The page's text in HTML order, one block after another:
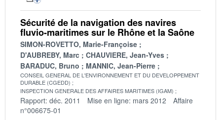
Sécurité de la navigation des navires
fluvio-maritimes sur le Rhône et la Saône
SIMON-ROVETTO, Marie-Françoise
D'AUBREBY, Marc
CHAUVIERE, Jean-Yves
BARADUC, Bruno
MANNIC, Jean-Pierre
CONSEIL GENERAL DE L'ENVIRONNEMENT ET DU DEVELOPPEMENT
DURABLE (CGEDD)
INSPECTION GENERALE DES AFFAIRES MARITIMES (IGAM)
Rapport: déc. 2011 Mise en ligne: mars 2012
Affaire
n°006675-01